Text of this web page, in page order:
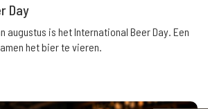
Day
augustus is het International Beer Day. Een
het bier te vieren.